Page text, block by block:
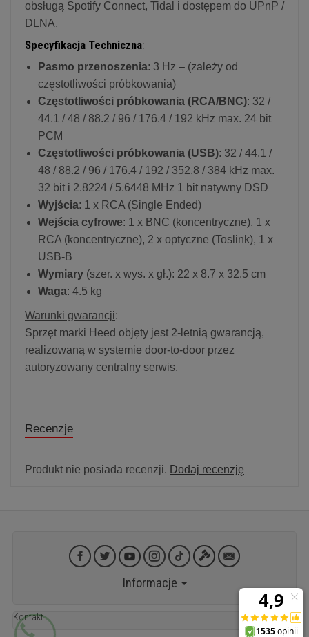
obsługą Spotify Connect, Tidal i dostępem do UPnP /
DLNA.
Specyfikacja Techniczna:
Pasmo przenoszenia: 3 Hz – (zależy od
częstotliwości próbkowania)
Częstotliwości próbkowania (RCA/BNC): 32 /
44.1 / 48 / 88.2 / 96 / 176.4 / 192 kHz max. 24 bit
PCM
Częstotliwości próbkowania (USB): 32 / 44.1 /
48 / 88.2 / 96 / 176.4 / 192 / 352.8 / 384 kHz max.
32 bit i 2.8224 / 5.6448 MHz 1 bit natywny DSD
Wyjścia: 1 x RCA (Single Ended)
Wejścia cyfrowe: 1 x BNC (koncentryczne), 1 x
RCA (koncentryczne), 2 x optyczne (Toslink), 1 x
USB-B
Wymiary (szer. x wys. x gł.): 22 x 8.7 x 32.5 cm
Waga: 4.5 kg
Warunki gwarancji:
Sprzęt marki Heed objęty jest 2-letnią gwarancją,
realizowaną w systemie door-to-door przez
autoryzowany centralny serwis.
Recenzje
Produkt nie posiada recenzji. Dodaj recenzję
Informacje
Kontakt